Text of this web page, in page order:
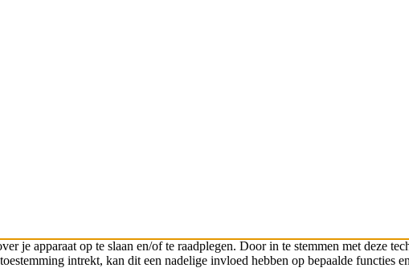
je apparaat op te slaan en/of te raadplegen. Door in te stemmen met deze
intrekt, kan dit een nadelige invloed hebben op bepaalde functies